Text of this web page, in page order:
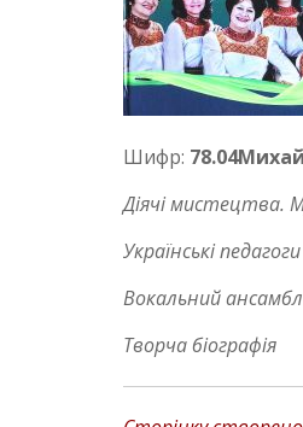
Шифр:
Діячі мистецтва.
Українські
Вокальний
Творча біографія